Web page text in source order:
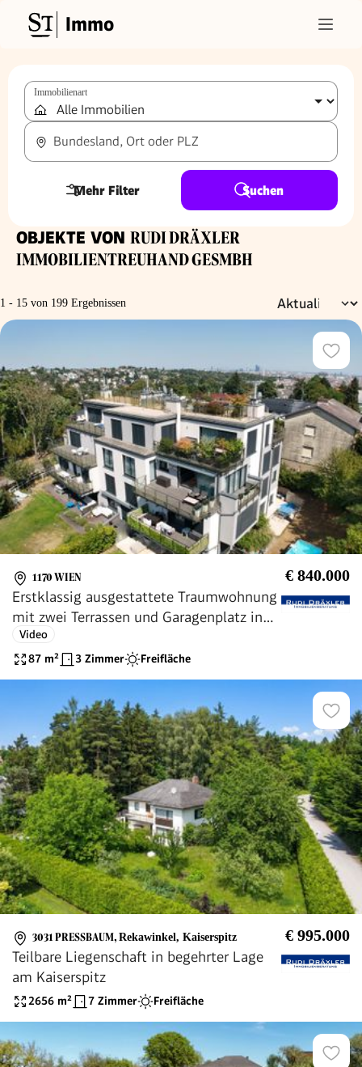
Immo
Immobilienart
Bundesland, Ort oder PLZ
Mehr Filter Suchen
OBJEKTE VON RUDI DRÄXLER
IMMOBILIENTREUHAND GESMBH
1 - 15 von 199 Ergebnissen
1170 WIEN € 840.000
Erstklassig ausgestattete Traumwohnung
mit zwei Terrassen und Garagenplatz in
absoluter Ruhelage
Video
87 m² 3 Zimmer Freifläche
3031 PRESSBAUM, Rekawinkel, Kaiserspitz € 995.000
Teilbare Liegenschaft in begehrter Lage
am Kaiserspitz
2656 m² 7 Zimmer Freifläche